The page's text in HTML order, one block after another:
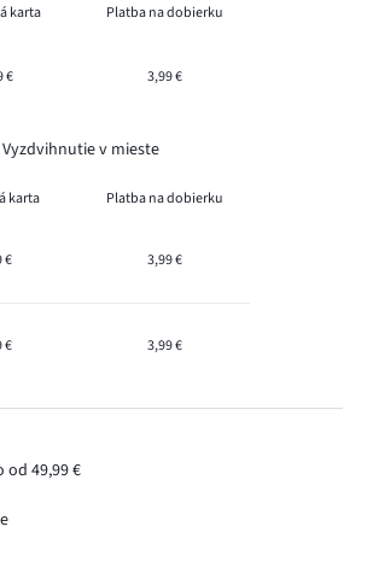
karta Platba na dobierku
€ 3,99 €
Vyzdvihnutie v mieste
karta Platba na dobierku
€ 3,99 €
€ 3,99 €
od 49,99 €